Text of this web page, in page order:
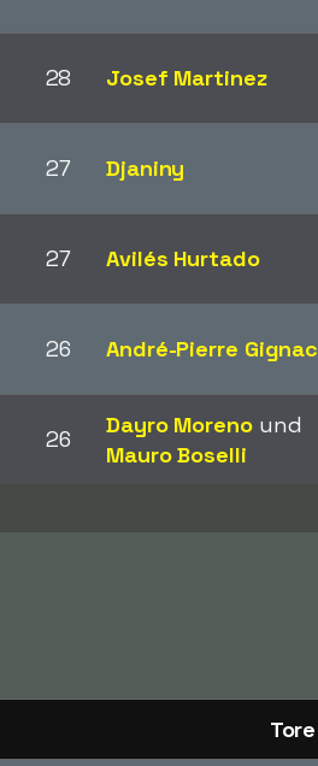
28 Josef Martinez
27 Djaniny
27 Avilés Hurtado
26 André-Pierre Gignac
26
Dayro Morenound
Mauro Boselli
Tore